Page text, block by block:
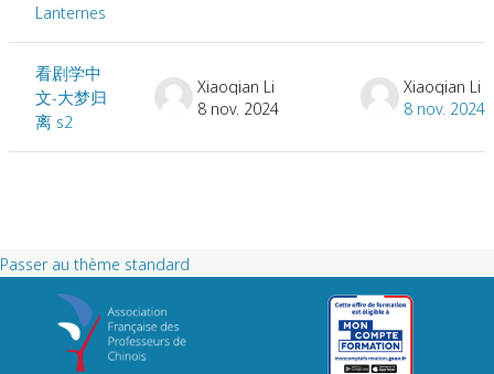
Lanternes
看剧学中
文-大梦归
离 s2
Xiaoqian Li
8 nov. 2024
Xiaoqian Li
8 nov. 2024
Passer au thème standard